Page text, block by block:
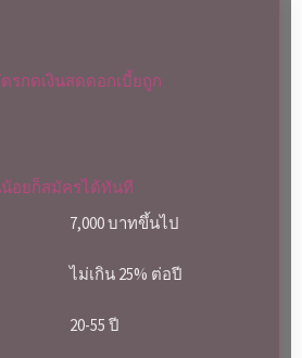
รกดเงินสดดอกเบี้ยถูก
อยก็สมัครได้ทันที
7,000 บาทขึ้นไป
ไม่เกิน 25% ต่อปี
20-55 ปี